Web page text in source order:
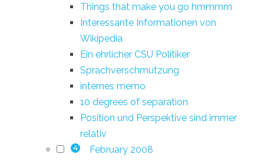
Things that make you go hmmmm
Interessante Informationen von
Wikipedia
Ein ehrlicher CSU Politiker
Sprachverschmutzung
internes memo
10 degrees of separation
Position und Perspektive sind immer
relativ
4 February 2008